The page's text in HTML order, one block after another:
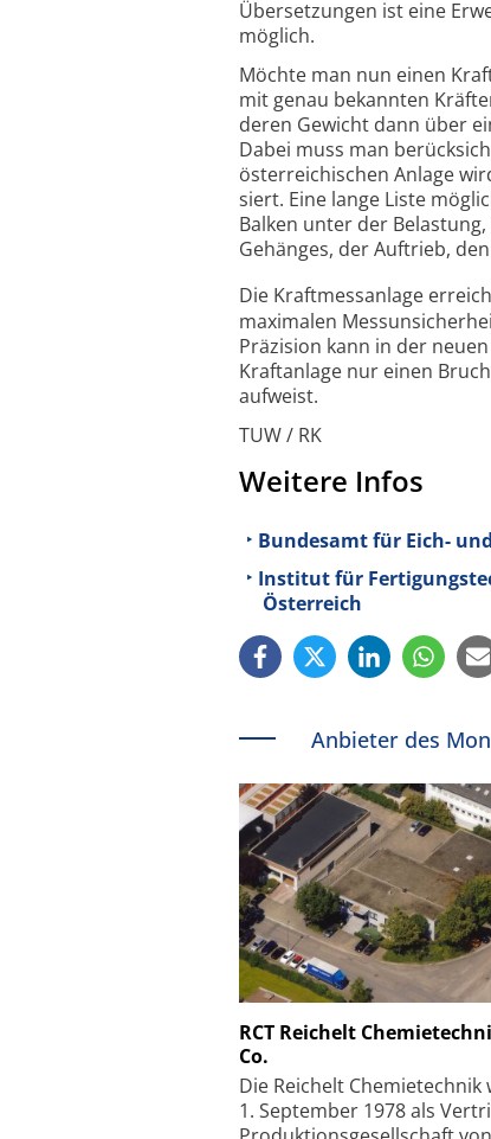
Über­setzungen ist eine
möglich.
Möchte man nun einen
mit genau bekannten
deren Gewicht dann über
Dabei muss man
öster­reichischen Anlage
siert. Eine lange Liste
Balken unter der
Gehänges, der Auftrieb,
Die Kraftmessanlage
maxi­malen
Präzision kann in der
Kraft­anlage nur einen
auf­weist.
TUW / RK
Weitere Infos
Bundesamt für Eich-
Institut für
Österreich
Anbieter des
RCT Reichelt
Co.
Die Reichelt Chemietechnik
1. September 1978 als
Schäfter +